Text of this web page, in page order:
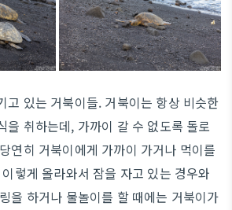
고 있는 거북이들. 거북이는 항상 비슷한
을 취하는데, 가까이 갈 수 없도록 돌로
연히 거북이에게 가까이 가거나 먹이를
렇게 올라와서 잠을 자고 있는 경우와
을 하거나 물놀이를 할 때에는 거북이가